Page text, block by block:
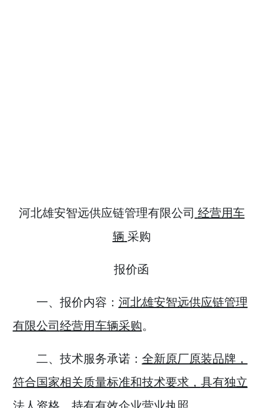
河北雄安智远供应链管理有限公司 经营用车
辆 采购
报价函
一、报价内容： 河北雄安智远供应链管理
有限公司 经营用车辆采购。
二、技术服务承诺： 全新原厂原装品牌，
符合国家相关质量标准和技术要求， 具有独立